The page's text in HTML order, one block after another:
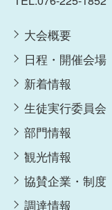
大会概要
日程・開催会場
新着情報
生徒実行委員会
部門情報
観光情報
協賛企業・制度
調達情報